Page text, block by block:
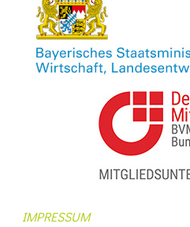
IMPRESSUM